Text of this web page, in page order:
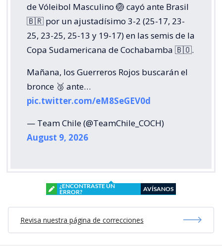
de Vóleibol Masculino 🏐 cayó ante Brasil
🇧🇷 por un ajustadísimo 3-2 (25-17, 23-
25, 23-25, 25-13 y 19-17) en las semis de la
Copa Sudamericana de Cochabamba 🇧🇴.
Mañana, los Guerreros Rojos buscarán el
bronce 🥉 ante…
pic.twitter.com/eM8SeGEV0d
— Team Chile (@TeamChile_COCH)
August 9, 2026
¿ENCONTRASTE UN
ERROR?
AVÍSANOS
Revisa nuestra página de correcciones